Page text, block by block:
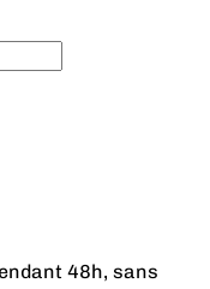
48h, sans